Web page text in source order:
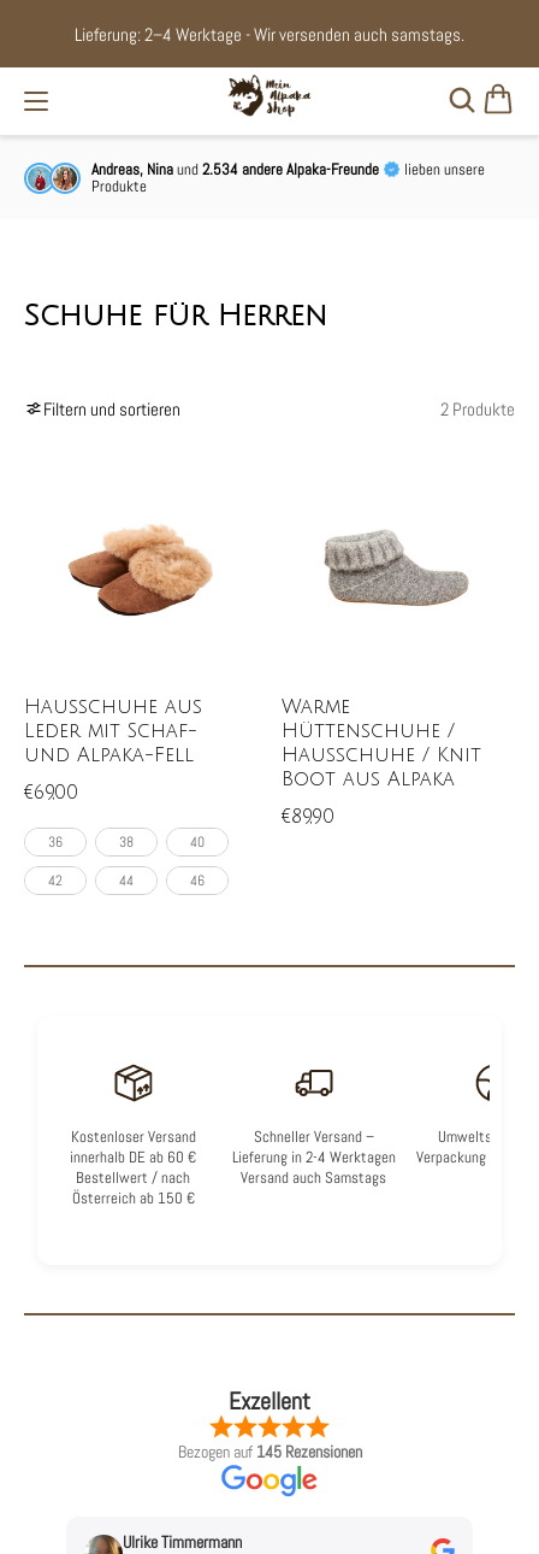
versenden auch samstags.
Versandkostenfrei ab einem
Andreas, Ninaund2.534 andere Alpaka-Freunde
lieben unsere
Produkte
Schuhe für Herren
Filtern und sortieren 2 Produkte
Hausschuhe aus
Leder mit Schaf-
und Alpaka-Fell
€69,00
36 38
40
42
44 46
Warme
Hüttenschuhe /
Hausschuhe / Knit
Boot aus Alpaka
€89,90
Kostenloser Versand
innerhalb DE ab 60 €
Bestellwert / nach
Österreich ab 150 €
Schneller Versand –
Lieferung in 2-4 Werktagen
Versand auch Samstags
Verpackung &
Exzellent
Bezogen auf 145 Rezensionen
Ulrike Timmermann